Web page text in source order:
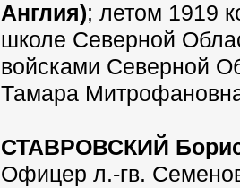
Англия); летом 1919
школе Северной
войсками Северной
Тамара
СТАВРОВСКИЙ
Офицер л.-гв.